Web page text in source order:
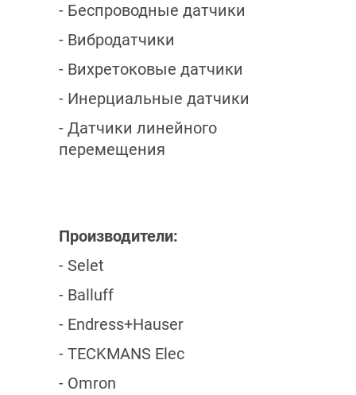
- Беспроводные датчики
- Вибродатчики
- Вихретоковые датчики
- Инерциальные датчики
- Датчики линейного
перемещения
Производители:
- Selet
- Balluff
- Endress+Hauser
- TECKMANS Elec
- Omron